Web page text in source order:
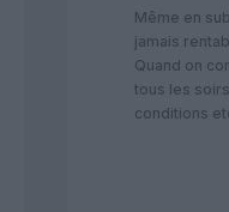
Même en
jamais
Quand on
tous les
conditions